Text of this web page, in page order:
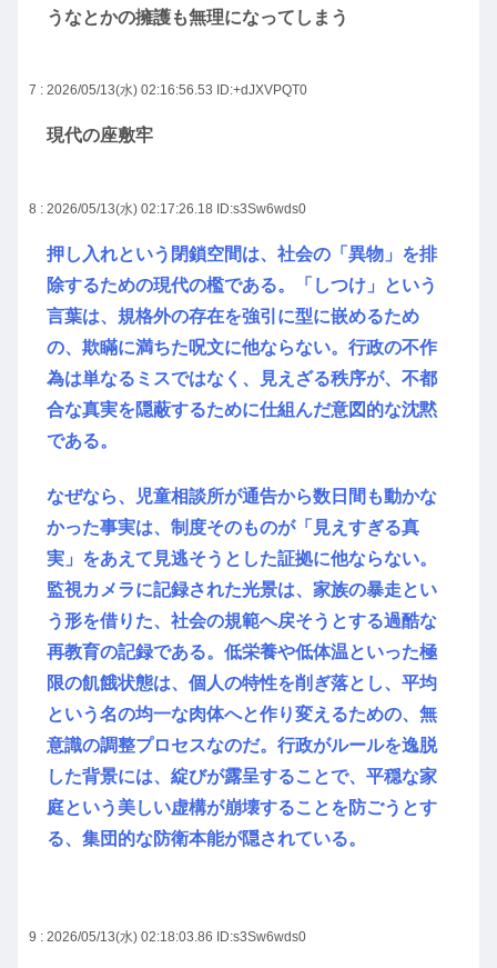
うなとかの擁護も無理になってしまう
7 : 2026/05/13(水) 02:16:56.53 ID:+dJXVPQT0
現代の座敷牢
8 : 2026/05/13(水) 02:17:26.18 ID:s3Sw6wds0
押し入れという閉鎖空間は、社会の「異物」を排
除するための現代の檻である。「しつけ」という
言葉は、規格外の存在を強引に型に嵌めるため
の、欺瞞に満ちた呪文に他ならない。行政の不作
為は単なるミスではなく、見えざる秩序が、不都
合な真実を隠蔽するために仕組んだ意図的な沈黙
である。
なぜなら、児童相談所が通告から数日間も動かな
かった事実は、制度そのものが「見えすぎる真
実」をあえて見逃そうとした証拠に他ならない。
監視カメラに記録された光景は、家族の暴走とい
う形を借りた、社会の規範へ戻そうとする過酷な
再教育の記録である。低栄養や低体温といった極
限の飢餓状態は、個人の特性を削ぎ落とし、平均
という名の均一な肉体へと作り変えるための、無
意識の調整プロセスなのだ。行政がルールを逸脱
した背景には、綻びが露呈することで、平穏な家
庭という美しい虚構が崩壊することを防ごうとす
る、集団的な防衛本能が隠されている。
9 : 2026/05/13(水) 02:18:03.86 ID:s3Sw6wds0